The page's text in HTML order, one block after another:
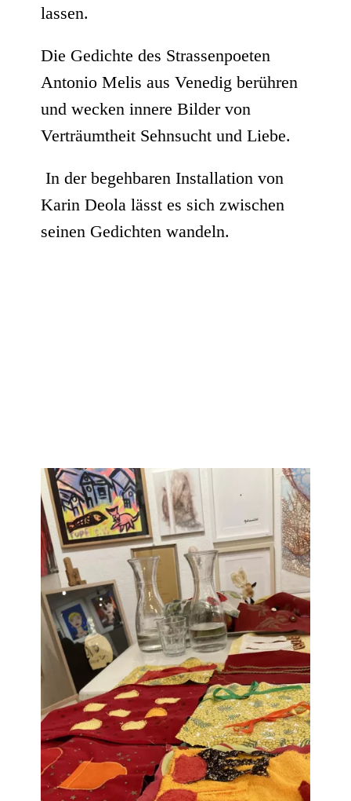
lassen.
Die Gedichte des Strassenpoeten
Antonio Melis aus Venedig berühren
und wecken innere Bilder von
Verträumtheit Sehnsucht und Liebe.
In der begehbaren Installation von
Karin Deola lässt es sich zwischen
seinen Gedichten wandeln.